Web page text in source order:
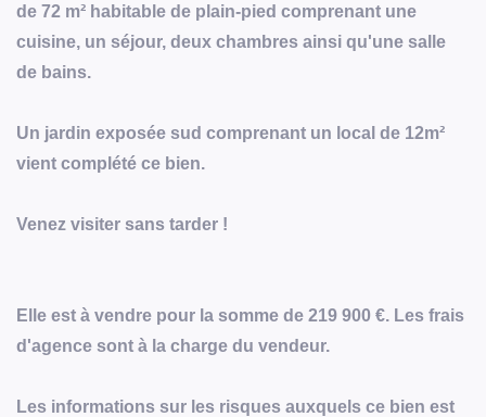
de 72 m² habitable de plain-pied comprenant une
cuisine, un séjour, deux chambres ainsi qu'une salle
de bains.
Un jardin exposée sud comprenant un local de 12m²
vient complété ce bien.
Venez visiter sans tarder !
Elle est à vendre pour la somme de 219 900 €. Les frais
d'agence sont à la charge du vendeur.
Les informations sur les risques auxquels ce bien est